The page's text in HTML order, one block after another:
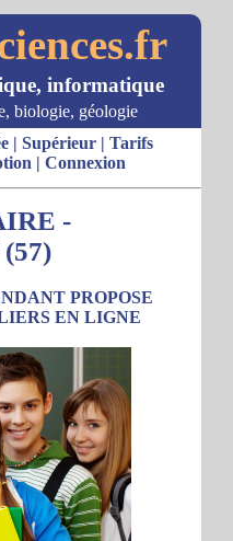
informatique
biologie, géologie
| Supérieur| Tarifs
| Connexion
-
PROPOSE
EN LIGNE